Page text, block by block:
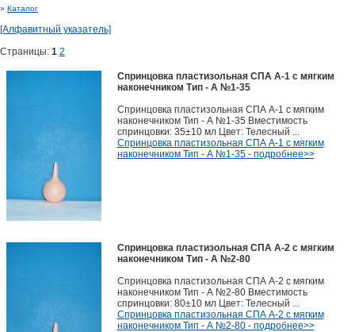
» Каталог
[Алфавитный указатель]
Страницы: 1 2
Спринцовка пластизольная СПА А-1 с мягким
наконечником Тип - А №1-35
Спринцовка пластизольная СПА А-1 с мягким
наконечником Тип - А №1-35 Вместимость
спринцовки: 35±10 мл Цвет: Телесный ...
Спринцовка пластизольная СПА А-1 с мягким
наконечником Тип - А №1-35 - подробнее>>
Спринцовка пластизольная СПА А-2 с мягким
наконечником Тип - А №2-80
Спринцовка пластизольная СПА А-2 с мягким
наконечником Тип - А №2-80 Вместимость
спринцовки: 80±10 мл Цвет: Телесный ...
Спринцовка пластизольная СПА А-2 с мягким
наконечником Тип - А №2-80 - подробнее>>